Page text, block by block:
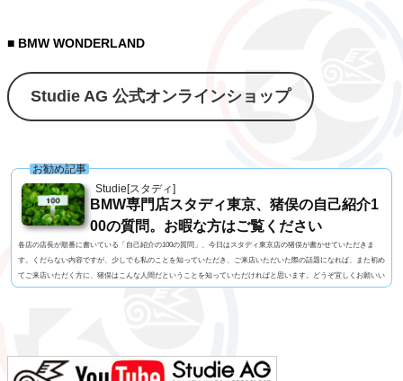
■ BMW WONDERLAND
Studie AG 公式オンラインショップ
Studie[スタディ]
お勧め記事
BMW専門店スタディ東京、猪俣の自己紹介1
00の質問。お暇な方はご覧ください
各店の店長が順番に書いている「自己紹介の100の質問」、今日はスタディ東京店の猪俣が書かせていただきま
す。くだらない内容ですが、少しでも私のことを知っていただき、ご来店いただいた際の話題になれば、また初め
てご来店いただく方に、猪俣はこんな人間だということを知っていただければと思います。どうぞ宜しくお願いい